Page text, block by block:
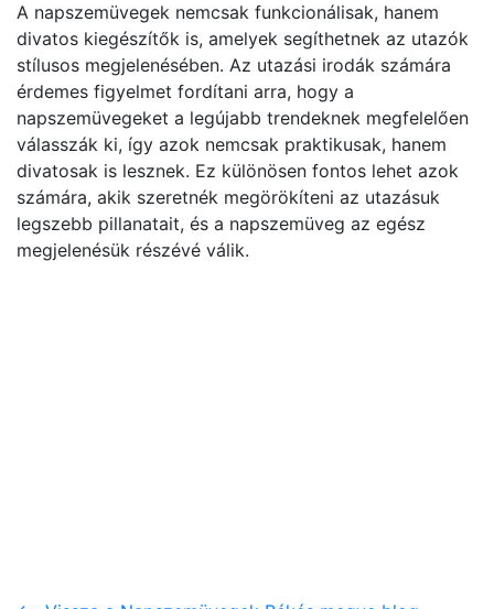
A napszemüvegek nemcsak funkcionálisak, hanem
divatos kiegészítők is, amelyek segíthetnek az utazók
stílusos megjelenésében. Az utazási irodák számára
érdemes figyelmet fordítani arra, hogy a
napszemüvegeket a legújabb trendeknek megfelelően
válasszák ki, így azok nemcsak praktikusak, hanem
divatosak is lesznek. Ez különösen fontos lehet azok
számára, akik szeretnék megörökíteni az utazásuk
legszebb pillanatait, és a napszemüveg az egész
megjelenésük részévé válik.